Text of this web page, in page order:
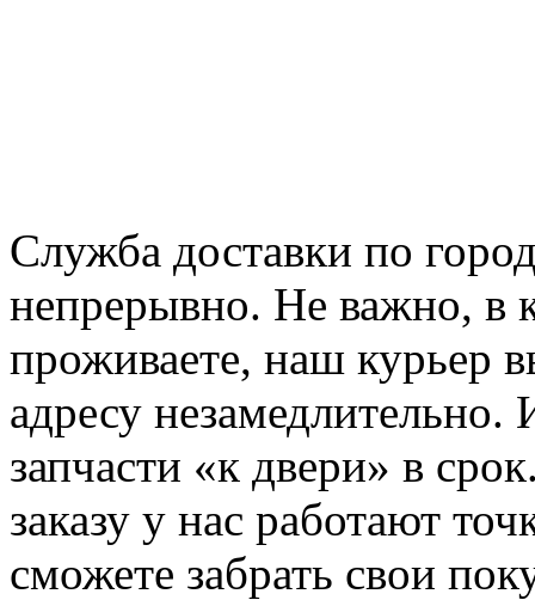
Служба доставки по
непрерывно. Не важно, в
проживаете, наш курьер
адресу
запчасти «к двери» в
заказу у нас работают
сможете забрать свои